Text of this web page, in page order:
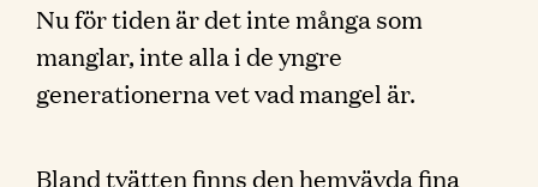
Nu för tiden är det inte många som
manglar, inte alla i de yngre
generationerna vet vad mangel är.
Bland tvätten finns den hemvävda fina